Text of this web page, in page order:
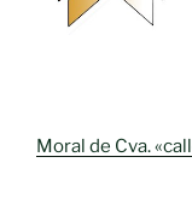
Moral de Cva.